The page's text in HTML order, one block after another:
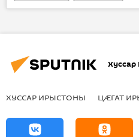
Хуссар
ХУССАР ИРЫСТОНЫ ЦӔГАТ